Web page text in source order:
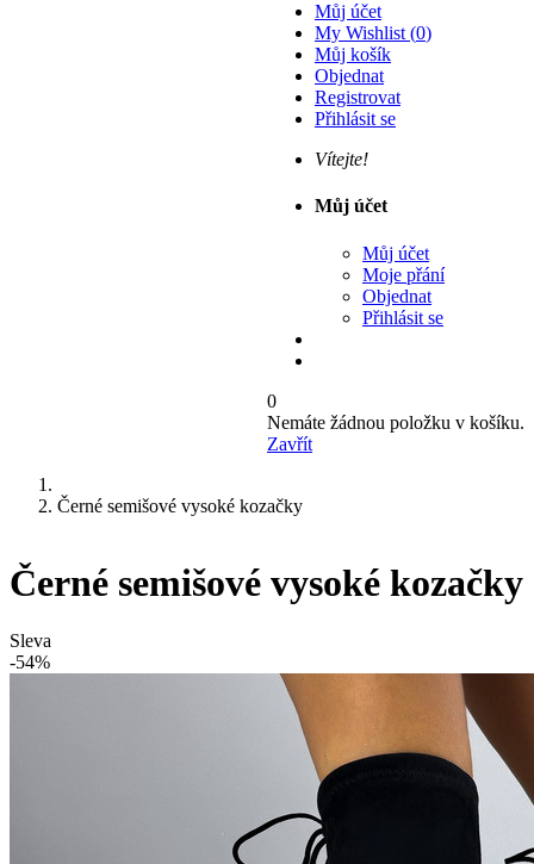
Můj účet
My Wishlist (0)
Můj košík
Objednat
Registrovat
Přihlásit se
Vítejte!
Můj účet
Můj účet
Moje přání
Objednat
Přihlásit se
0
Nemáte žádnou položku v košíku.
Zavřít
Černé semišové vysoké kozačky
Černé semišové vysoké kozačky
Sleva
-54%